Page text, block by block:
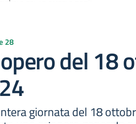
28
del 18
giornata del 18